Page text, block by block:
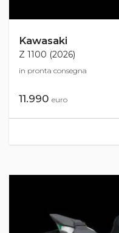
Kawasaki
Z 1100 (2026)
in pronta consegna
11.990 euro